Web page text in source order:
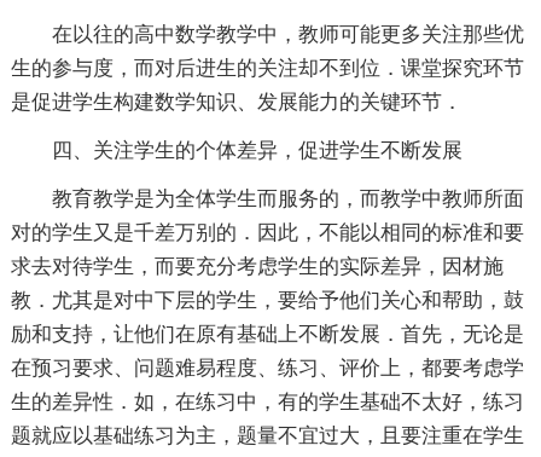
在以往的高中数学教学中，教师可能更多关注那些优
生的参与度，而对后进生的关注却不到位．课堂探究环节
是促进学生构建数学知识、发展能力的关键环节．
四、关注学生的个体差异，促进学生不断发展
教育教学是为全体学生而服务的，而教学中教师所面
对的学生又是千差万别的．因此，不能以相同的标准和要
求去对待学生，而要充分考虑学生的实际差异，因材施
教．尤其是对中下层的学生，要给予他们关心和帮助，鼓
励和支持，让他们在原有基础上不断发展．首先，无论是
在预习要求、问题难易程度、练习、评价上，都要考虑学
生的差异性．如，在练习中，有的学生基础不太好，练习
题就应以基础练习为主，题量不宜过大，且要注重在学生